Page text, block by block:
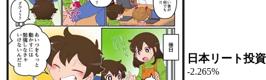
日本リート投資
-2.265%